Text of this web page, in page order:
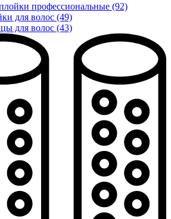
профессиональные (92)
для волос (49)
для волос (43)